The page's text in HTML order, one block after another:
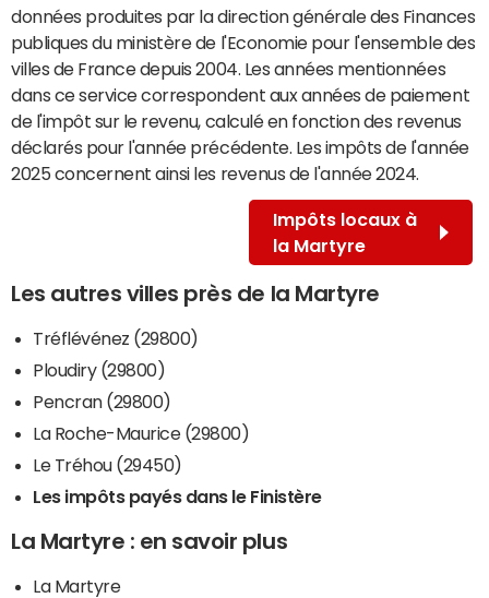
données produites par la direction générale des Finances
publiques du ministère de l'Economie pour l'ensemble des
villes de France depuis 2004. Les années mentionnées
dans ce service correspondent aux années de paiement
de l'impôt sur le revenu, calculé en fonction des revenus
déclarés pour l'année précédente. Les impôts de l'année
2025 concernent ainsi les revenus de l'année 2024.
Impôts locaux à
la Martyre
Les autres villes près de la Martyre
Tréflévénez (29800)
Ploudiry (29800)
Pencran (29800)
La Roche-Maurice (29800)
Le Tréhou (29450)
Les impôts payés dans le Finistère
La Martyre : en savoir plus
La Martyre